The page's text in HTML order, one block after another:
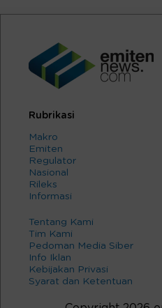
Rubrikasi
Makro
Emiten
Regulator
Nasional
Rileks
Informasi
Tentang Kami
Tim Kami
Pedoman Media Siber
Info Iklan
Kebijakan Privasi
Syarat dan Ketentuan